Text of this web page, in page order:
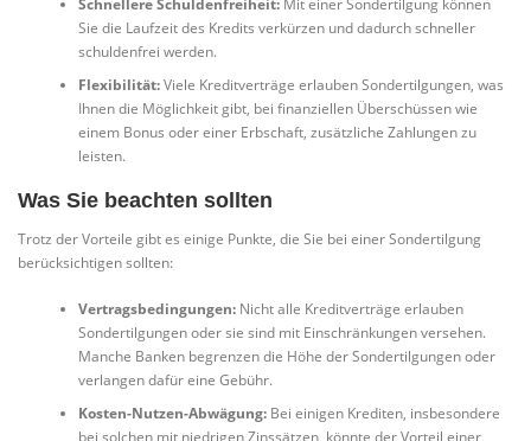
Sie die Laufzeit des Kredits verkürzen und dadurch schneller
schuldenfrei werden.
Flexibilität:Viele Kreditverträge erlauben Sondertilgungen, was
Ihnen die Möglichkeit gibt, bei finanziellen Überschüssen wie
einem Bonus oder einer Erbschaft, zusätzliche Zahlungen zu
leisten.
Was Sie beachten sollten
Trotz der Vorteile gibt es einige Punkte, die Sie bei einer Sondertilgung
berücksichtigen sollten:
Vertragsbedingungen:Nicht alle Kreditverträge erlauben
Sondertilgungen oder sie sind mit Einschränkungen versehen.
Manche Banken begrenzen die Höhe der Sondertilgungen oder
verlangen dafür eine Gebühr.
Kosten-Nutzen-Abwägung:Bei einigen Krediten, insbesondere
bei solchen mit niedrigen Zinssätzen, könnte der Vorteil einer